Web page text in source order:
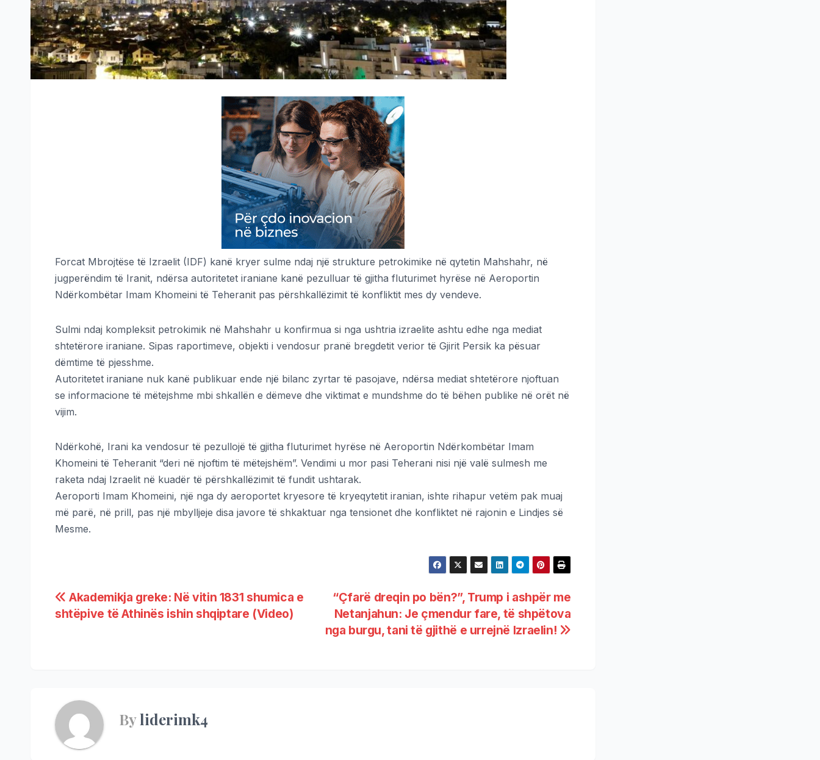
Forcat Mbrojtëse të Izraelit (IDF) kanë kryer sulme ndaj një strukture petrokimike në qytetin Mahshahr, në
jugperëndim të Iranit, ndërsa autoritetet iraniane kanë pezulluar të gjitha fluturimet hyrëse në Aeroportin
Ndërkombëtar Imam Khomeini të Teheranit pas përshkallëzimit të konfliktit mes dy vendeve.
Sulmi ndaj kompleksit petrokimik në Mahshahr u konfirmua si nga ushtria izraelite ashtu edhe nga mediat
shtetërore iraniane. Sipas raportimeve, objekti i vendosur pranë bregdetit verior të Gjirit Persik ka pësuar
dëmtime të pjesshme.
Autoritetet iraniane nuk kanë publikuar ende një bilanc zyrtar të pasojave, ndërsa mediat shtetërore njoftuan
se informacione të mëtejshme mbi shkallën e dëmeve dhe viktimat e mundshme do të bëhen publike në orët në
vijim.
Ndërkohë, Irani ka vendosur të pezullojë të gjitha fluturimet hyrëse në Aeroportin Ndërkombëtar Imam
Khomeini të Teheranit “deri në njoftim të mëtejshëm”. Vendimi u mor pasi Teherani nisi një valë sulmesh me
raketa ndaj Izraelit në kuadër të përshkallëzimit të fundit ushtarak.
Aeroporti Imam Khomeini, një nga dy aeroportet kryesore të kryeqytetit iranian, ishte rihapur vetëm pak muaj
më parë, në prill, pas një mbylljeje disa javore të shkaktuar nga tensionet dhe konfliktet në rajonin e Lindjes së
Mesme.
“Çfarë dreqin po bën?”, Trump i ashpër me
Netanjahun: Je çmendur fare, të shpëtova
nga burgu, tani të gjithë e urrejnë Izraelin!
Akademikja greke: Në vitin 1831 shumica e
shtëpive të Athinës ishin shqiptare (Video)
Byliderimk4